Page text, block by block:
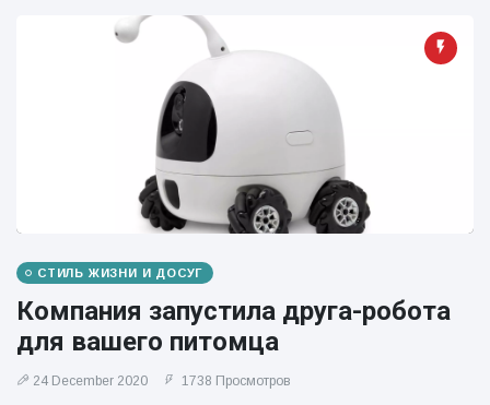
движущейся
машины
СТИЛЬ ЖИЗНИ И ДОСУГ
Компания запустила друга-робота
для вашего питомца
24 December 2020 1738 Просмотров